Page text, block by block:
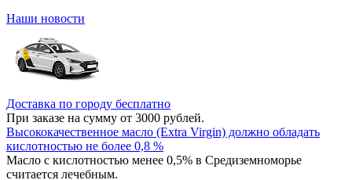
Наши новости
Доставка по городу бесплатно
При заказе на сумму от 3000 рублей.
Высококачественное масло (Extra Virgin) должно обладать
кислотностью не более 0,8 %
Масло с кислотностью менее 0,5% в Средиземноморье
считается лечебным.